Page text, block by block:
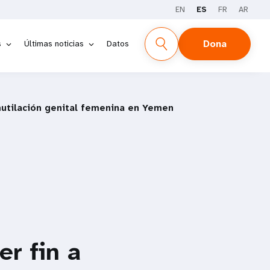
EN ES FR AR
Últimas noticias Datos Dona
genital femenina en Yemen
fin a